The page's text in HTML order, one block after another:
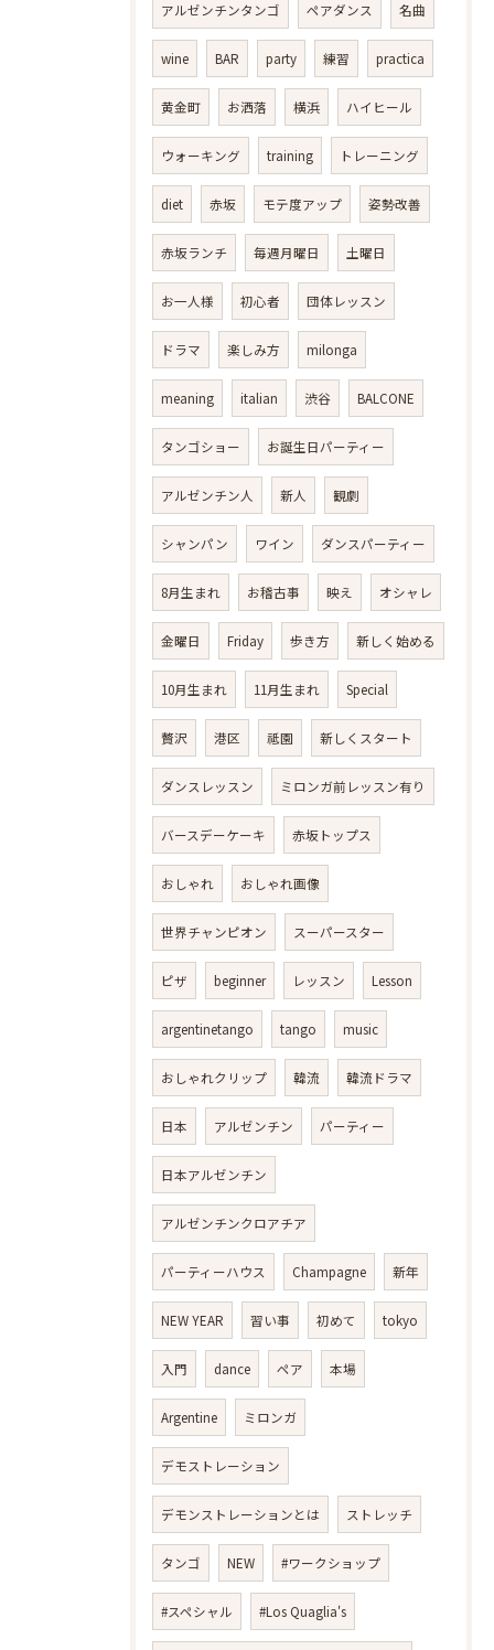
アルゼンチンタンゴ ペアダンス 名曲
wine BAR party 練習 practica
黄金町 お洒落 横浜 ハイヒール
ウォーキング training トレーニング
diet 赤坂 モテ度アップ 姿勢改善
赤坂ランチ 毎週月曜日 土曜日
お一人様 初心者 団体レッスン
ドラマ 楽しみ方 milonga
meaning italian 渋谷 BALCONE
タンゴショー お誕生日パーティー
アルゼンチン人 新人 観劇
シャンパン ワイン ダンスパーティー
8月生まれ お稽古事 映え オシャレ
金曜日 Friday 歩き方 新しく始める
10月生まれ 11月生まれ Special
贅沢 港区 祗園 新しくスタート
ダンスレッスン ミロンガ前レッスン有り
バースデーケーキ 赤坂トップス
おしゃれ おしゃれ画像
世界チャンピオン スーパースター
ピザ beginner レッスン Lesson
argentinetango tango music
おしゃれクリップ 韓流 韓流ドラマ
日本 アルゼンチン パーティー
日本アルゼンチン
アルゼンチンクロアチア
パーティーハウス Champagne 新年
NEW YEAR 習い事 初めて tokyo
入門 dance ペア 本場
Argentine ミロンガ
デモストレーション
デモンストレーションとは ストレッチ
タンゴ NEW #ワークショップ
#スペシャル #Los Quaglia's